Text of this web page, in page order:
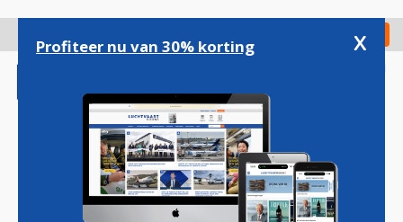
gaan
Check in
Magazine Podcasts Vacatures
Profiteer nu van 30% korting x